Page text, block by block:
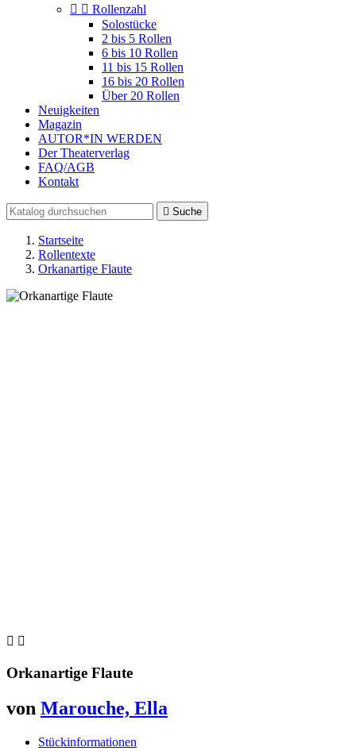
  Rollenzahl
Solostücke
2 bis 5 Rollen
6 bis 10 Rollen
11 bis 15 Rollen
16 bis 20 Rollen
Über 20 Rollen
Neuigkeiten
Magazin
AUTOR*IN WERDEN
Der Theaterverlag
FAQ/AGB
Kontakt
 Suche
Startseite
Rollentexte
Orkanartige Flaute
 
Orkanartige Flaute
von Marouche, Ella
Stückinformationen